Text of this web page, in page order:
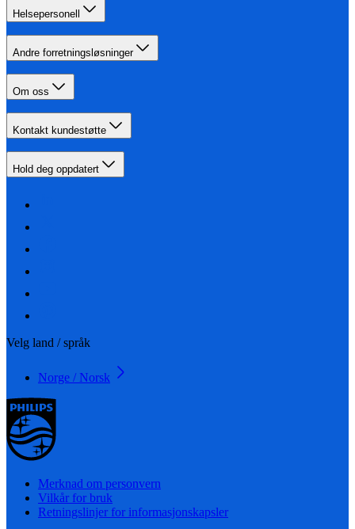
Helsepersonell
Andre forretningsløsninger
Om oss
Kontakt kundestøtte
Hold deg oppdatert
Velg land / språk
Norge / Norsk
Merknad om personvern
Vilkår for bruk
Retningslinjer for informasjonskapsler